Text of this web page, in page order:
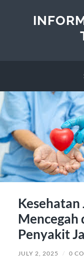
Kesehatan
Mencegah
Penyakit
JULY 2, 2025 / 0